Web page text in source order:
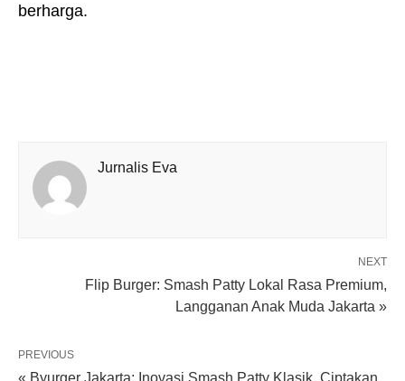
berharga.
Jurnalis Eva
NEXT
Flip Burger: Smash Patty Lokal Rasa Premium,
Langganan Anak Muda Jakarta »
PREVIOUS
« Byurger Jakarta: Inovasi Smash Patty Klasik, Ciptakan